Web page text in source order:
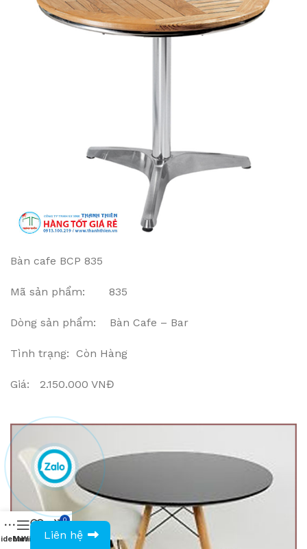
Bàn cafe BCP 835
Mã sản phẩm: 835
Dòng sản phẩm: Bàn Cafe – Bar
Tình trạng: Còn Hàng
Giá: 2.150.000 VNĐ
MenuWishlistCompare
0
Cart
Liên hệ
0943594386